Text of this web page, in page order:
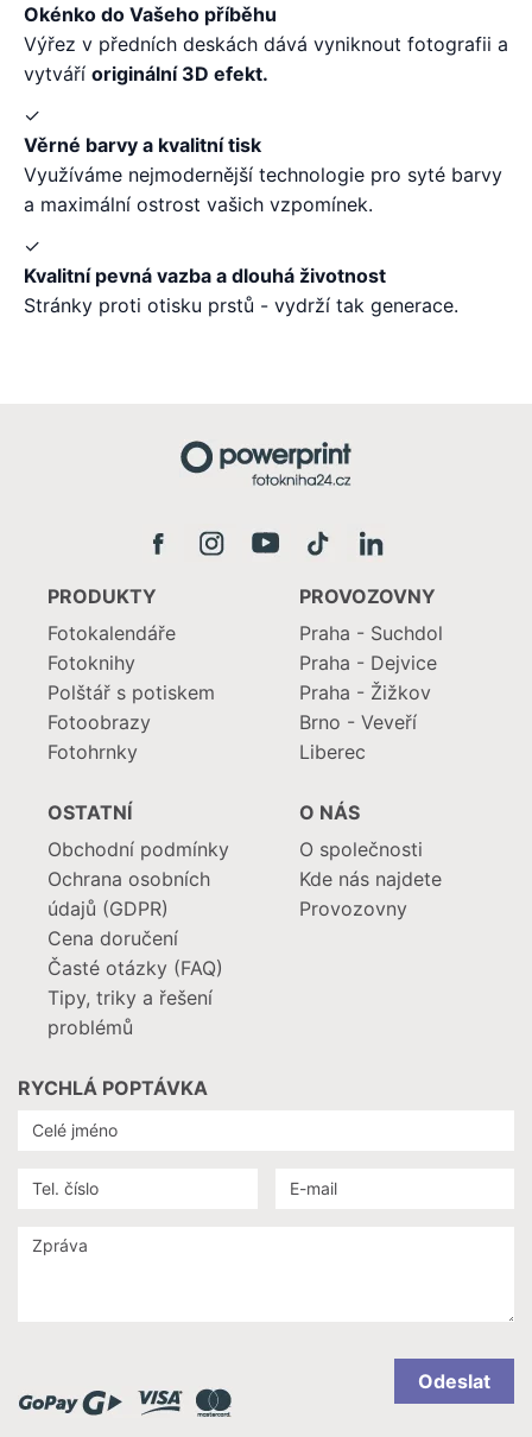
Okénko do Vašeho příběhu
Výřez v předních deskách dává vyniknout fotografii a
vytváří originální 3D efekt.
✓
Věrné barvy a kvalitní tisk
Využíváme nejmodernější technologie pro syté barvy
a maximální ostrost vašich vzpomínek.
✓
Kvalitní pevná vazba a dlouhá životnost
Stránky proti otisku prstů - vydrží tak generace.
PRODUKTY
Fotokalendáře
Fotoknihy
Polštář s potiskem
Fotoobrazy
Fotohrnky
PROVOZOVNY
Praha - Suchdol
Praha - Dejvice
Praha - Žižkov
Brno - Veveří
Liberec
OSTATNÍ
Obchodní podmínky
Ochrana osobních
údajů (GDPR)
Cena doručení
Časté otázky (FAQ)
Tipy, triky a řešení
problémů
O NÁS
O společnosti
Kde nás najdete
Provozovny
RYCHLÁ POPTÁVKA
Odeslat